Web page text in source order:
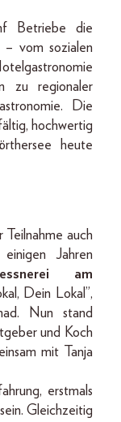
Betriebe die
– vom sozialen
zu regionaler
Die
hochwertig
heute
Teilnahme auch
Jahren
am
Dein Lokal”,
Nun stand
und Koch
mit Tanja
erstmals
Gleichzeitig